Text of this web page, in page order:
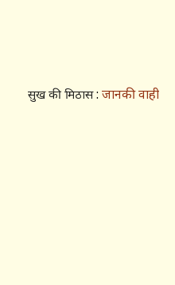
सुख की मिठास: जानकी वाही